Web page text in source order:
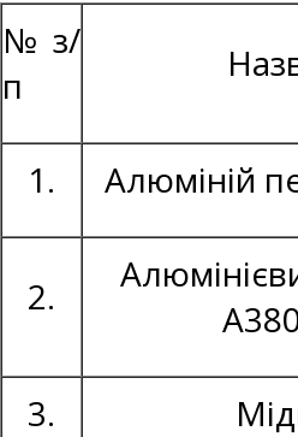
№ з/
п
1. Алюміній
2.
3.